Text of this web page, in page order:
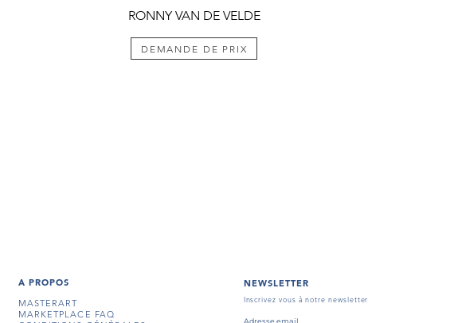
RONNY VAN DE VELDE
DEMANDE DE PRIX
A PROPOS
MASTERART
MARKETPLACE FAQ
NEWSLETTER
Inscrivez vous à notre newsletter